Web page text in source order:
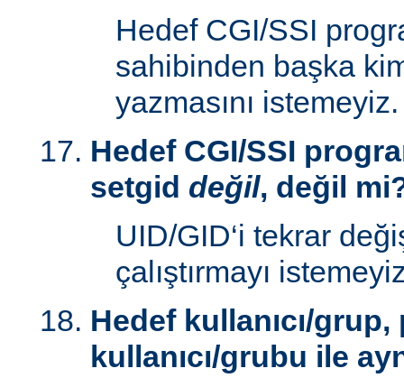
Hedef CGI/SSI
sahibinden başka
yazmasını istemeyiz.
Hedef CGI/SSI
setgid değil, değil
UID/GID‘i tekrar
çalıştırmayı
Hedef kullanıcı/grup,
kullanıcı/grubu ile